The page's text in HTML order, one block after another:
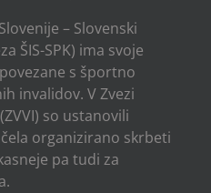
– Slovenski
ŠIS-SPK) ima svoje
s športno
invalidov. V Zvezi
so ustanovili
organizirano skrbeti
pa tudi za